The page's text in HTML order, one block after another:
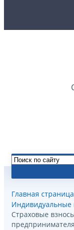
Главная страница
Страховые
предпринимателя